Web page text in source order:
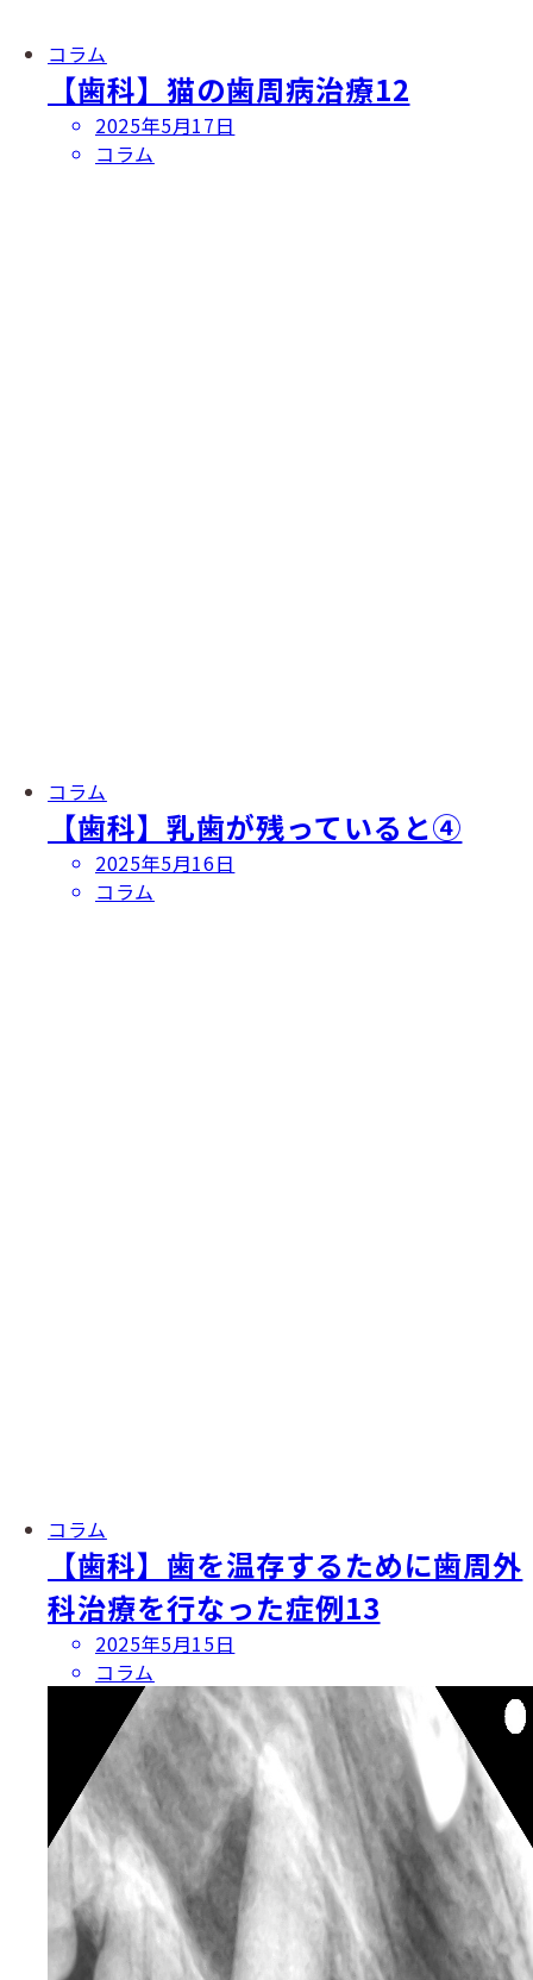
コラム
【歯科】猫の歯周病治療12
投
稿
2025年5月17日
コラム
コラム
【歯科】乳歯が残っていると④
投
稿
2025年5月16日
コラム
コラム
【歯科】歯を温存するために歯周外
科治療を行なった症例13
投
稿
2025年5月15日
コラム